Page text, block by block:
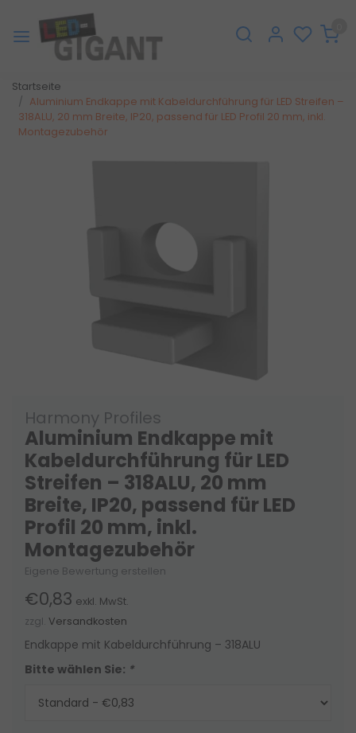
Startseite
Aluminium Endkappe mit Kabeldurchführung für LED Streifen –
318ALU, 20 mm Breite, IP20, passend für LED Profil 20 mm, inkl.
Montagezubehör
Harmony Profiles
Aluminium Endkappe mit
Kabeldurchführung für LED
Streifen – 318ALU, 20 mm
Breite, IP20, passend für LED
Profil 20 mm, inkl.
Montagezubehör
Eigene Bewertung erstellen
€0,83 exkl. MwSt.
zzgl. Versandkosten
Endkappe mit Kabeldurchführung – 318ALU
Bitte wählen Sie: *